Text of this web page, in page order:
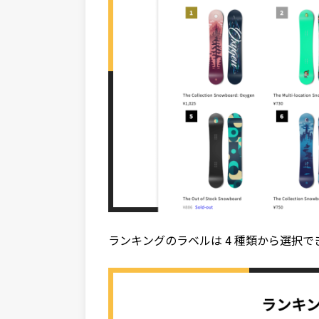
ランキングのラベルは 4 種類から選択で